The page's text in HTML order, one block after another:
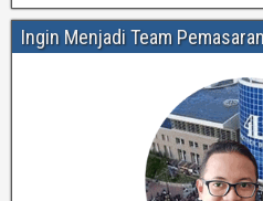
Ingin Menjadi Team